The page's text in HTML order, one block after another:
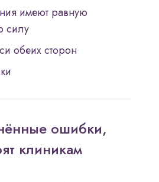
имеют равную
силу
обеих сторон
ошибки,
клиникам